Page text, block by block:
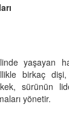
yaşayan
birkaç
sürünün
yönetir.